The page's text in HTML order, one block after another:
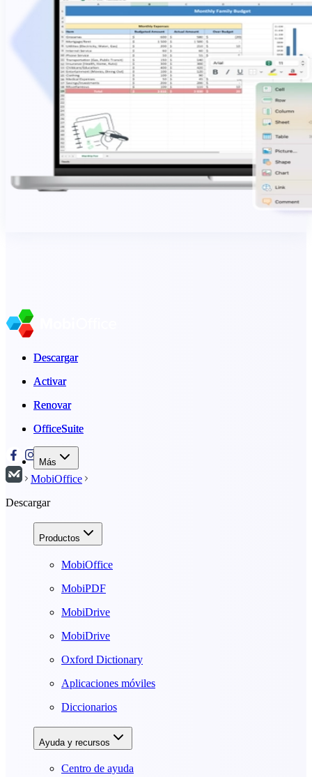
Descargar
Activar
Renovar
OfficeSuite
Más
Descargar
Activar
Renovar
OfficeSuite
MobiOffice
Descargar
Productos
MobiOffice
MobiPDF
MobiDrive
MobiDrive
Oxford Dictionary
Aplicaciones móviles
Diccionarios
Ayuda y recursos
Centro de ayuda